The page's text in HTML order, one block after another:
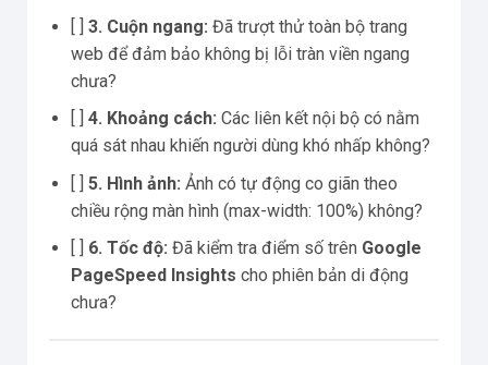
[ ] 3. Cuộn ngang: Đã trượt thử toàn bộ trang
web để đảm bảo không bị lỗi tràn viền ngang
chưa?
[ ] 4. Khoảng cách: Các liên kết nội bộ có nằm
quá sát nhau khiến người dùng khó nhấp không?
[ ] 5. Hình ảnh: Ảnh có tự động co giãn theo
chiều rộng màn hình (max-width: 100%) không?
6. Tốc độ: Đã kiểm tra điểm số trên Google
PageSpeed Insights cho phiên bản di động
chưa?